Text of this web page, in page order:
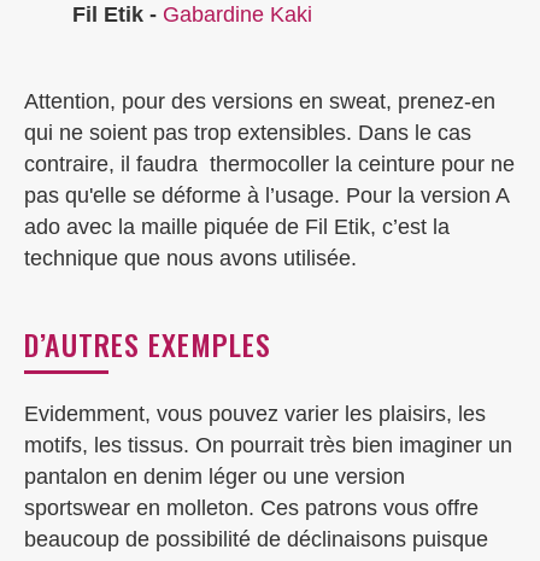
Fil Etik - Gabardine Kaki
Attention, pour des versions en sweat, prenez-en
qui ne soient pas trop extensibles. Dans le cas
contraire, il faudra thermocoller la ceinture pour ne
pas qu'elle se déforme à l’usage. Pour la version A
ado avec la maille piquée de Fil Etik, c’est la
technique que nous avons utilisée.
D’AUTRES EXEMPLES
Evidemment, vous pouvez varier les plaisirs, les
motifs, les tissus. On pourrait très bien imaginer un
pantalon en denim léger ou une version
sportswear en molleton. Ces patrons vous offre
beaucoup de possibilité de déclinaisons puisque